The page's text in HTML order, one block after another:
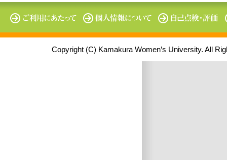
Copyright (C) Kamakura Women’s University. All